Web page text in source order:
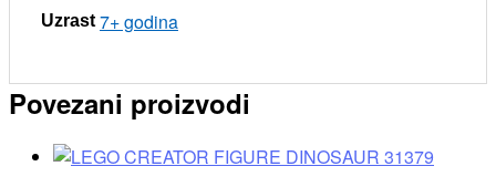
Uzrast 7+ godina
Povezani proizvodi